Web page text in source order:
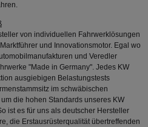
von individuellen Fahrwerklösungen
und Innovationsmotor. Egal wo
und Veredler
"Made in Germany". Jedes KW
ausgiebigen Belastungstests
im schwäbischen
die hohen Standards unseres KW
ist es für uns als deutscher Hersteller
die Erstausrüsterqualität übertreffenden